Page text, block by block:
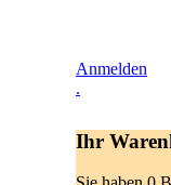
Anmelden
.
Ihr